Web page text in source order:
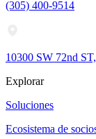
(305) 400-9514
10300 SW 72nd
Explorar
Soluciones
Ecosistema de